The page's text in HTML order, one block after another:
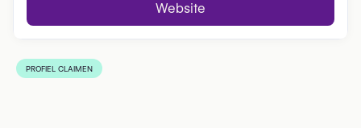
Website
PROFIEL CLAIMEN